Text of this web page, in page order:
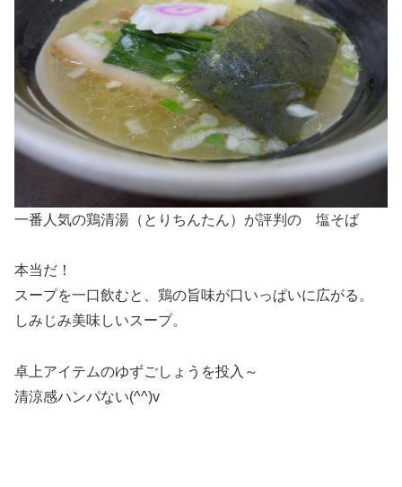
一番人気の鶏清湯（とりちんたん）が評判の 塩そば
本当だ！
スープを一口飲むと、鶏の旨味が口いっぱいに広がる。
しみじみ美味しいスープ。
卓上アイテムのゆずごしょうを投入～
清涼感ハンパない(^^)v